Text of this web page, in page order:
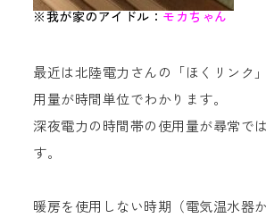
※我が家のアイドル： モカちゃん
最近は北陸電力さんの「ほくリンク
用量が時間単位でわかります。
深夜電力の時間帯の使用量が尋常で
す。
暖房を使用しない時期（電気温水器